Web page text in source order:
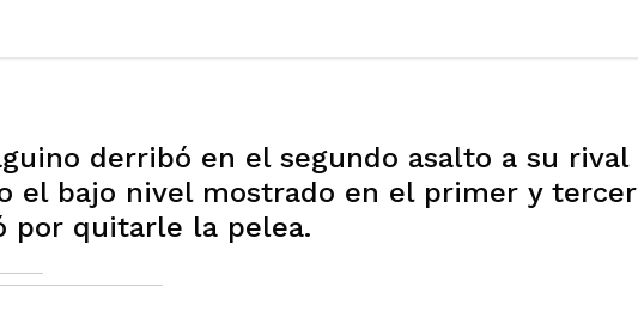
derribó en el segundo asalto a su rival
el bajo nivel mostrado en el primer y tercer
por quitarle la pelea.